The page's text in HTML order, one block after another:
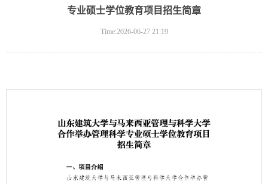
专业硕士学位教育项目招生简章
Time:2026-06-27 21:19